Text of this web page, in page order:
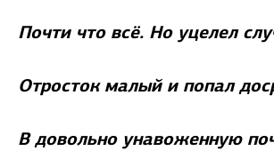
Почти что всё. Но уцелел
Отросток малый и попал
В довольно унавоженную